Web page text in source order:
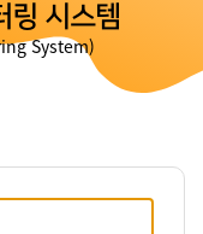
링 시스템
System)